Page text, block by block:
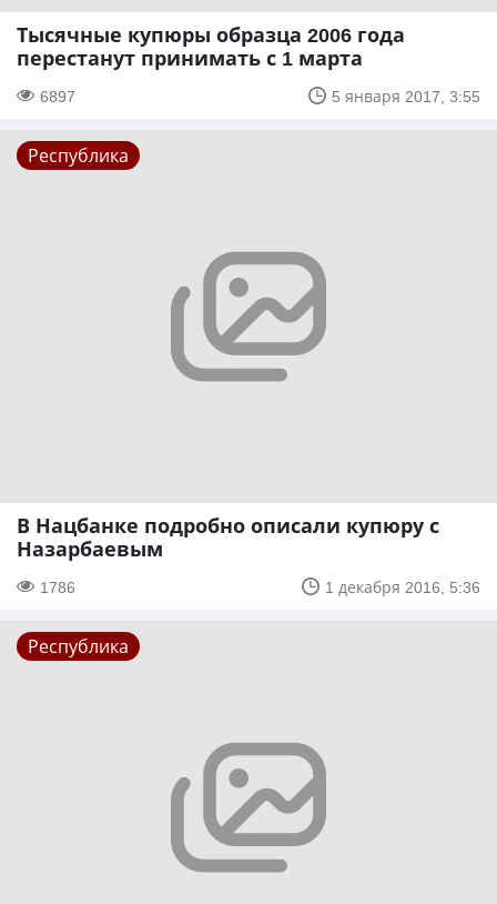
Тысячные купюры образца 2006 года
перестанут принимать с 1 марта
6897 5 января 2017, 3:55
Республика
В Нацбанке подробно описали купюру с
Назарбаевым
1786 1 декабря 2016, 5:36
Республика